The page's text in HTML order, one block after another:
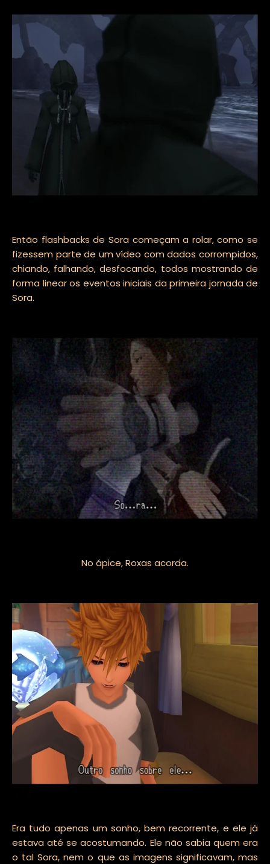
Então flashbacks de Sora começam a rolar, como se
fizessem parte de um vídeo com dados corrompidos,
chiando, falhando, desfocando, todos mostrando de
forma linear os eventos iniciais da primeira jornada de
Sora.
No ápice, Roxas acorda.
Era tudo apenas um sonho, bem recorrente, e ele já
estava até se acostumando. Ele não sabia quem era
o tal Sora, nem o que as imagens significavam, mas